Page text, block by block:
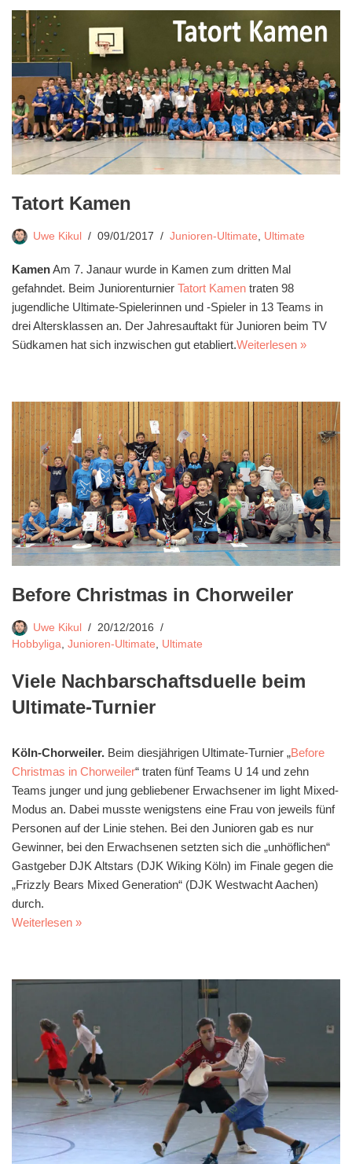
Tatort Kamen
Uwe Kikul 09/01/2017 Junioren-Ultimate Ultimate
KamenAm 7. Janaur wurde in Kamen zum dritten Mal
gefahndet. Beim Juniorenturnier Tatort Kamen traten 98
jugendliche Ultimate-Spielerinnen und -Spieler in 13 Teams in
drei Altersklassen an. Der Jahresauftakt für Junioren beim TV
Südkamen hat sich inzwischen gut etabliert.Weiterlesen »
Before Christmas in Chorweiler
Uwe Kikul
20/12/2016
Hobbyliga Junioren-Ultimate Ultimate
Viele Nachbarschaftsduelle beim
Ultimate-Turnier
Köln-Chorweiler. Beim diesjährigen Ultimate-Turnier „Before
Christmas in Chorweiler“ traten fünf Teams U 14 und zehn
Teams junger und jung gebliebener Erwachsener im light Mixed-
Modus an. Dabei musste wenigstens eine Frau von jeweils fünf
Personen auf der Linie stehen. Bei den Junioren gab es nur
Gewinner, bei den Erwachsenen setzten sich die „unhöflichen“
Gastgeber DJK Altstars (DJK Wiking Köln) im Finale gegen die
„Frizzly Bears Mixed Generation“ (DJK Westwacht Aachen)
durch.
Weiterlesen »